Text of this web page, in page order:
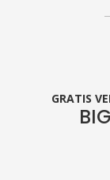
GRATIS